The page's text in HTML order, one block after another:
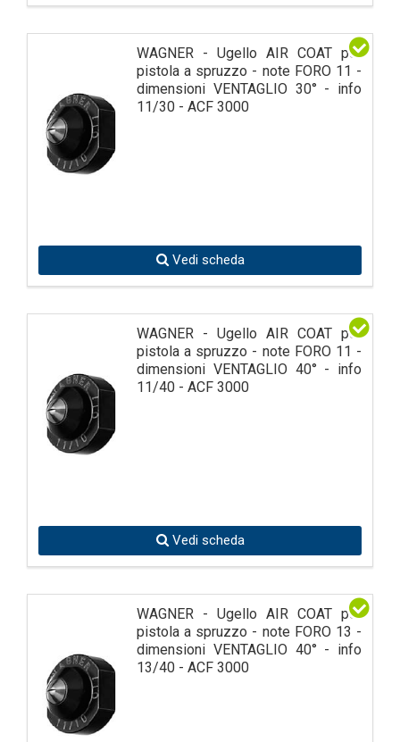
WAGNER - Ugello AIR COAT per
pistola a spruzzo - note FORO 11 -
dimensioni VENTAGLIO 30° - info
11/30 - ACF 3000
Vedi scheda
WAGNER - Ugello AIR COAT per
pistola a spruzzo - note FORO 11 -
dimensioni VENTAGLIO 40° - info
11/40 - ACF 3000
Vedi scheda
WAGNER - Ugello AIR COAT per
pistola a spruzzo - note FORO 13 -
dimensioni VENTAGLIO 40° - info
13/40 - ACF 3000